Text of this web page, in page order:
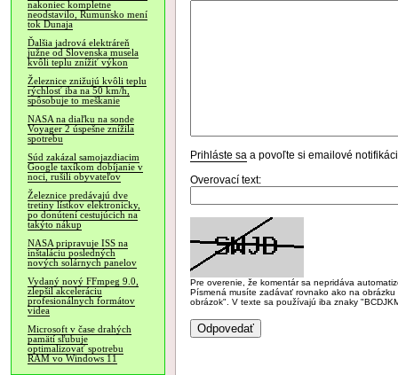
nakoniec kompletne
neodstavilo, Rumunsko mení
tok Dunaja
Ďalšia jadrová elektráreň
južne od Slovenska musela
kvôli teplu znížiť výkon
Železnice znižujú kvôli teplu
rýchlosť iba na 50 km/h,
spôsobuje to meškanie
NASA na diaľku na sonde
Voyager 2 úspešne znížila
spotrebu
Súd zakázal samojazdiacim
Google taxíkom dobíjanie v
noci, rušili obyvateľov
Železnice predávajú dve
tretiny lístkov elektronicky,
po donútení cestujúcich na
takýto nákup
NASA pripravuje ISS na
inštaláciu posledných
nových solárnych panelov
Vydaný nový FFmpeg 9.0,
zlepšil akceleráciu
profesionálnych formátov
videa
Microsoft v čase drahých
pamätí sľubuje
optimalizovať spotrebu
RAM vo Windows 11
Prihláste sa a povoľte si emailové
Overovací text:
Pre overenie, že komentár sa nepridáva
Písmená musíte zadávať rovnako ako na
obrázok". V texte sa používajú iba znaky